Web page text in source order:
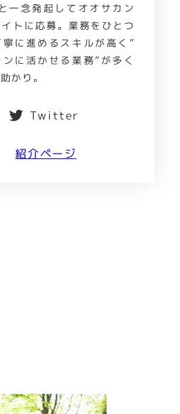
一念発起してオオサカン
トに応募。業務をひとつ
に進めるスキルが高く”
に活かせる業務”が多く
かり。
Twitter
紹介ページ